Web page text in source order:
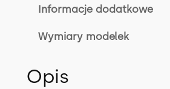
Informacje dodatkowe
Wymiary modelek
Opis